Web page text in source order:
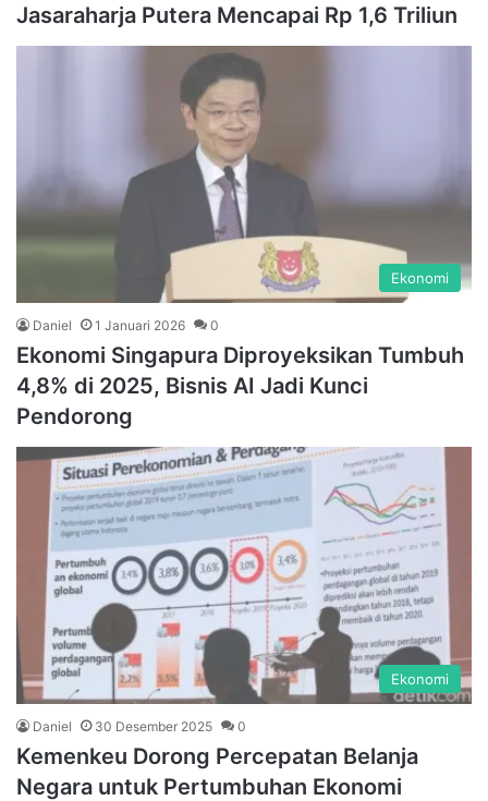
Jasaraharja Putera Mencapai Rp 1,6 Triliun
Ekonomi
Daniel 1 Januari 2026 0
Ekonomi Singapura Diproyeksikan Tumbuh
4,8% di 2025, Bisnis AI Jadi Kunci
Pendorong
Ekonomi
Daniel 30 Desember 2025 0
Kemenkeu Dorong Percepatan Belanja
Negara untuk Pertumbuhan Ekonomi